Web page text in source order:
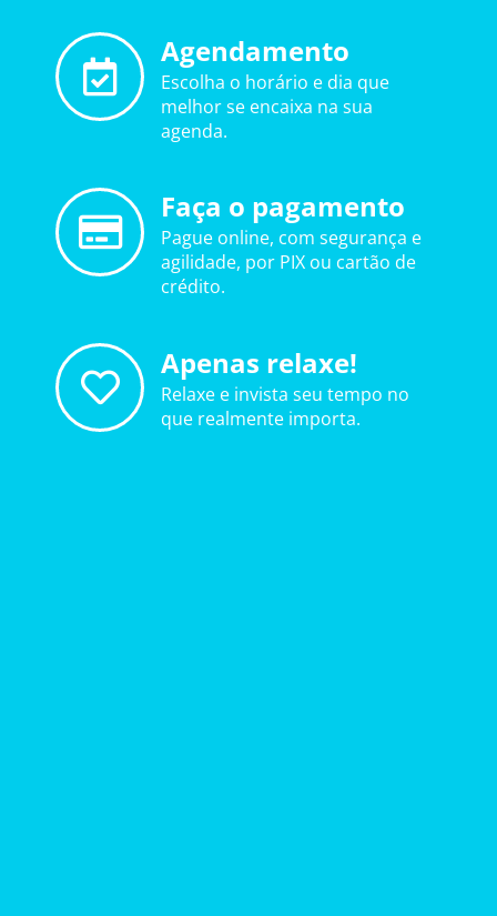
Agendamento
Escolha o horário e dia que
melhor se encaixa na sua
agenda.
Faça o pagamento
Pague online, com segurança e
agilidade, por PIX ou cartão de
crédito.
Apenas relaxe!
Relaxe e invista seu tempo no
que realmente importa.